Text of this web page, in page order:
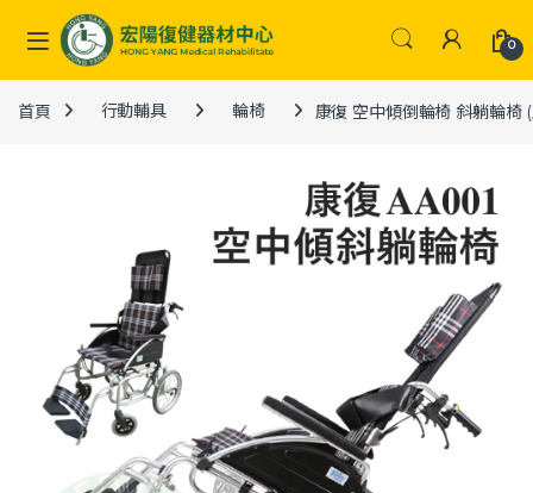
Skip to navigation
Skip to content
0
首頁 行動輔具 輪椅 康復 空中傾倒輪椅 斜躺輪椅